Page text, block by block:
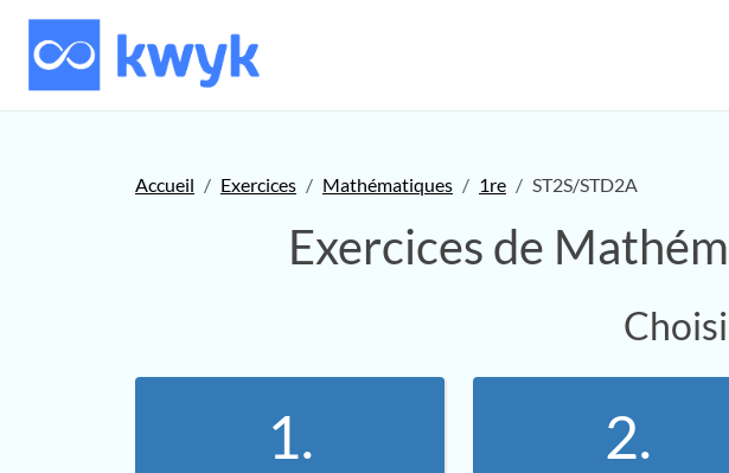
Accueil Exercices Mathématiques 1re ST2S/STD2A
Exercices de
1. 2.